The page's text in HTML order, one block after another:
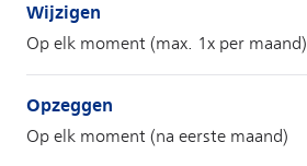
Wijzigen
Op elk moment (max. 1x per maand)
Opzeggen
Op elk moment (na eerste maand)